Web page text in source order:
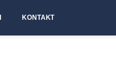
KONTAKT